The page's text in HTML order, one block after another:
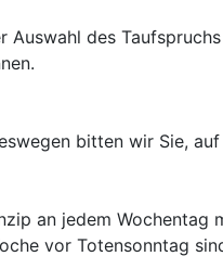
Auswahl des
bitten wir Sie,
an jedem
vor Totensonntag